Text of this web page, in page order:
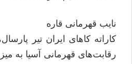
نایب قهرمانی قاره
کاراته کا‌های ایران تیر
رقابت‌های قهرمانی آسیا به